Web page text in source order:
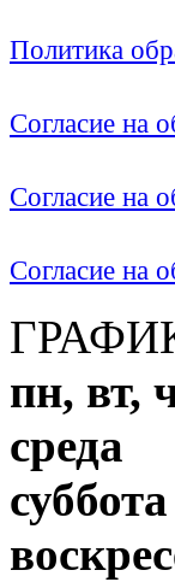
Политика
Согласие на
Согласие на
Согласие на
пн, вт,
среда
суббота